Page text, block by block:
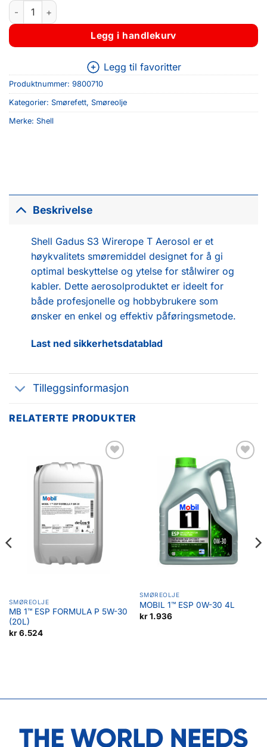
Shell Gadus S3 Wirerope T Aerosol (0.4L) antall
Legg i handlekurv
Legg til favoritter
Produktnummer: 9800710
Kategorier: Smørefett, Smøreolje
Merke: Shell
Beskrivelse
Shell Gadus S3 Wirerope T Aerosol er et
høykvalitets smøremiddel designet for å gi
optimal beskyttelse og ytelse for stålwirer og
kabler. Dette aerosolproduktet er ideelt for
både profesjonelle og hobbybrukere som
ønsker en enkel og effektiv påføringsmetode.
Last ned sikkerhetsdatablad
Tilleggsinformasjon
RELATERTE PRODUKTER
Legg til
favoritter
SMØREOLJE
MB 1™ ESP FORMULA P 5W-30
(20L)
kr6.524
Legg til
favoritter
SMØREOLJE
MOBIL 1™ ESP 0W-30 4L
kr1.936